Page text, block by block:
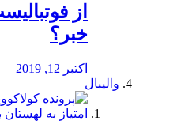
از
خبر؟
اکتبر 12, 2019
والیبال